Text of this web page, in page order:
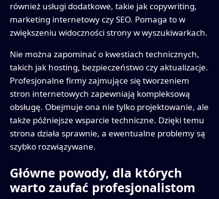
również usługi dodatkowe, takie jak copywriting,
marketing internetowy czy SEO. Pomaga to w
zwiększeniu widoczności strony w wyszukiwarkach.
Nie można zapominać o kwestiach technicznych,
takich jak hosting, bezpieczeństwo czy aktualizacje.
Profesjonalne firmy zajmujące się tworzeniem
stron internetowych zapewniają kompleksową
obsługę. Obejmuje ona nie tylko projektowanie, ale
także późniejsze wsparcie techniczne. Dzięki temu
strona działa sprawnie, a ewentualne problemy są
szybko rozwiązywane.
Główne powody, dla których
warto zaufać profesjonalistom